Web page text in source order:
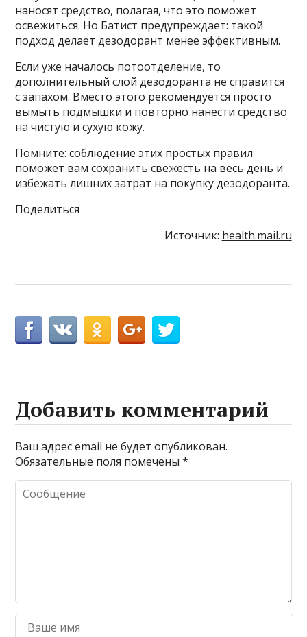
наносят средство, полагая, что это поможет
освежиться. Но Батист предупреждает: такой
подход делает дезодорант менее эффективным.
Если уже началось потоотделение, то
дополнительный слой дезодоранта не справится
с запахом. Вместо этого рекомендуется просто
вымыть подмышки и повторно нанести средство
на чистую и сухую кожу.
Помните: соблюдение этих простых правил
поможет вам сохранить свежесть на весь день и
избежать лишних затрат на покупку дезодоранта.
Поделиться
Источник: health.mail.ru
Добавить комментарий
Ваш адрес email не будет опубликован.
Обязательные поля помечены*